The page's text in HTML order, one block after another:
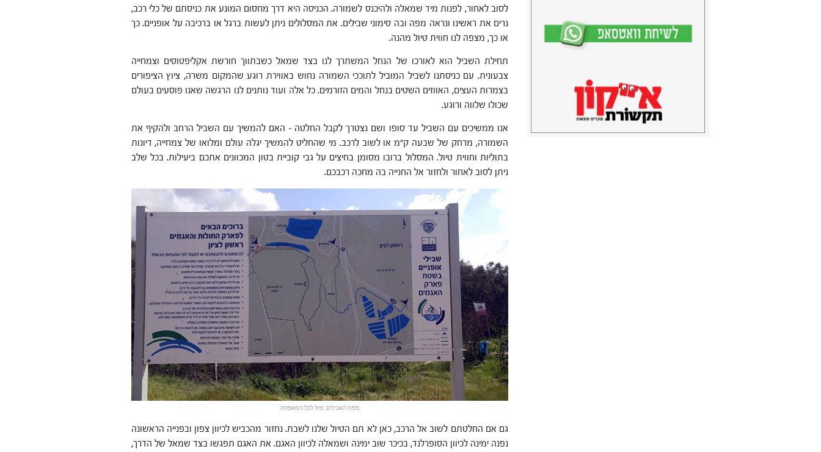
לסוב לאחור, לפנות מיד שמאלה ולהיכנס לשמורה. הכניסה היא דרך מחסום המונע את כניסתם של כלי רכב,
נרים את ראשינו ונראה מפה ובה סימוני שבילים. את המסלולים ניתן לעשות ברגל או ברכיבה על אופניים. כך
או כך, מצפה לנו חווית טיול מהנה.
תחילת השביל הוא לאורכו של הנחל המשתרך לנו בצד שמאל כשבתווך חורשת אקליפטוסים וצמחייה
צבעונית. עם כניסתנו לשביל המוביל לתוככי השמורה נחוש באווירת רוגע שהמקום משרה, ציוץ הציפורים
בצמרות העצים, האווזים השטים בנחל והמים הזורמים. כל אלה ועוד נותנים לנו הרגשה שאנו פוסעים בעולם
שכולו שלווה ורוגע.
אנו ממשיכים עם השביל עד סופו ושם נצטרך לקבל החלטה – האם להמשיך עם השביל הרחב ולהקיף את
השמורה, מרחק של שבעה ק"מ או לשוב לרכב. מי שהחליט להמשיך יגלה עולם ומלואו של צמחייה, דיונות
בתוליות וחווית טיול. המסלול ברובו מסומן בחיצים על גבי קוביית בטון המכוונים אתכם ביעילות. בכל שלב
ניתן לסוב לאחור ולחזור אל החנייה בה מחכה רכבכם.
מפת השבילים. טיול לכל המשפחה
גם אם החלטתם לשוב אל הרכב, כאן לא תם הטיול שלנו לשבת. נחזור מהכביש לכיוון צפון ובפנייה הראשונה
נפנה ימינה לכיוון הסופרלנד, בכיכר שוב ימינה ושמאלה לכיוון האגם. את האגם תפגשו בצד שמאל של הדרך,